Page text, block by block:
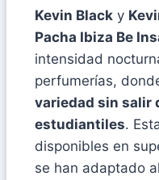
Kevin Black y
Pacha Ibiza Be
intensidad
perfumerías,
variedad sin salir
estudiantiles.
disponibles en
se han adaptado